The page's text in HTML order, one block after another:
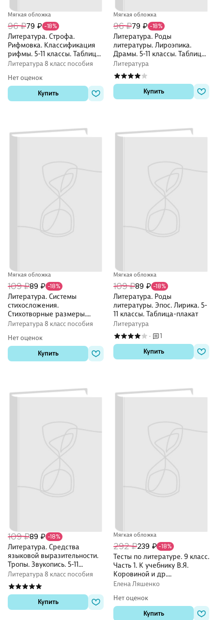
Мягкая обложка
96 ₽79 ₽ -18%
Литература. Строфа.
Рифмовка. Классификация
рифмы. 5-11 классы. Таблица-
плакат
Литература 8 класс пособия
Нет оценок
Купить
Мягкая обложка
96 ₽79 ₽ -18%
Литература. Роды
литературы. Лироэпика.
Драмы. 5-11 классы. Таблица-
плакат
Литература
Купить
Мягкая обложка
109 ₽89 ₽ -18%
Литература. Системы
стихосложения.
Стихотворные размеры.
Анализ лирического
Таблица-плакат
Литература 8 класс пособия
Нет оценок
Купить
Мягкая обложка
109 ₽89 ₽ -18%
Литература. Роды
литературы. Эпос. Лирика. 5-
11 классы. Таблица-плакат
Литература
·
1
Купить
109 ₽89 ₽ -18%
Литература. Средства
языковой выразительности.
Тропы. Звукопись. 5-11
классы. Таблица-плакат
(420х297)
Литература 8 класс пособия
Купить
Мягкая обложка
292 ₽239 ₽ -18%
Тесты по литературе. 9 класс.
Часть 1. К учебнику В.Я.
Коровиной и др.
"Литература. 9 класс. В двух
Елена Ляшенко
Нет оценок
Купить